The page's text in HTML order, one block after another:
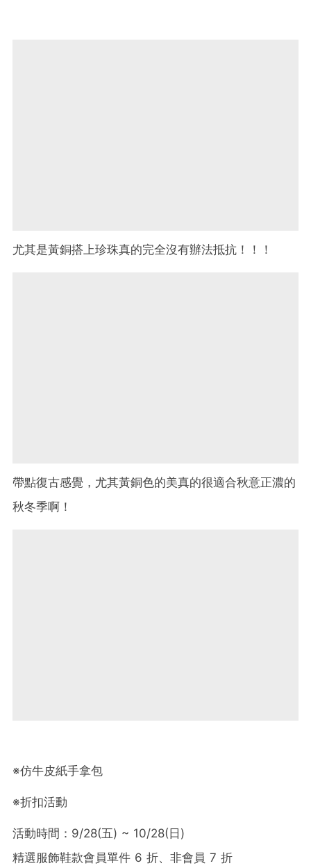
尤其是黃銅搭上珍珠真的完全沒有辦法抵抗！！！
帶點復古感覺，尤其黃銅色的美真的很適合秋意正濃的
秋冬季啊！
※仿牛皮紙手拿包
※折扣活動
活動時間：9/28(五) ~ 10/28(日)
精選服飾鞋款會員單件 6 折、非會員 7 折